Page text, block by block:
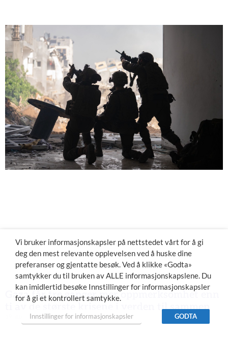
Gaza får tre ganger mer oppmerksomhet enn
ti av de største krisene i verden til sammen
19. juni 2024
Vi bruker informasjonskapsler på nettstedet vårt for å gi
deg den mest relevante opplevelsen ved å huske dine
preferanser og gjentatte besøk. Ved å klikke «Godta»
samtykker du til bruken av ALLE informasjonskapslene. Du
kan imidlertid besøke Innstillinger for informasjonskapsler
for å gi et kontrollert samtykke.
Innstillinger for informasjonskapsler GODTA